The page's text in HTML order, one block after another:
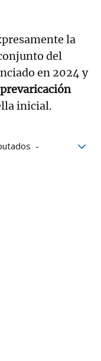
la
del
en 2024 y
prevaricación
inicial.